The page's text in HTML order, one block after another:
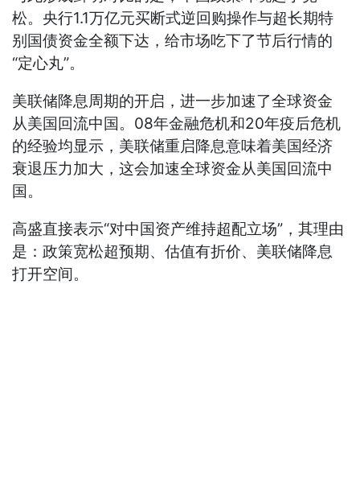
松。央行1.1万亿元买断式逆回购操作与超长期特
别国债资金全额下达，给市场吃下了节后行情的
“定心丸”。
美联储降息周期的开启，进一步加速了全球资金
从美国回流中国。08年金融危机和20年疫后危机
的经验均显示，美联储重启降息意味着美国经济
衰退压力加大，这会加速全球资金从美国回流中
国。
高盛直接表示“对中国资产维持超配立场”，其理由
是：政策宽松超预期、估值有折价、美联储降息
打开空间。